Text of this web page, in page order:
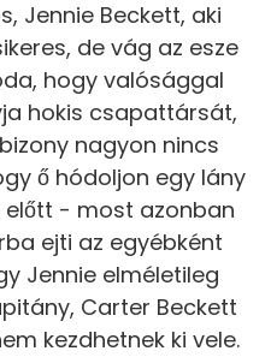
Jennie Beckett, aki
de vág az esze
hogy valósággal
hokis csapattársát,
nagyon nincs
ő hódoljon egy lány
előtt - most azonban
ejti az egyébként
Jennie elméletileg
Carter Beckett
kezdhetnek ki vele.